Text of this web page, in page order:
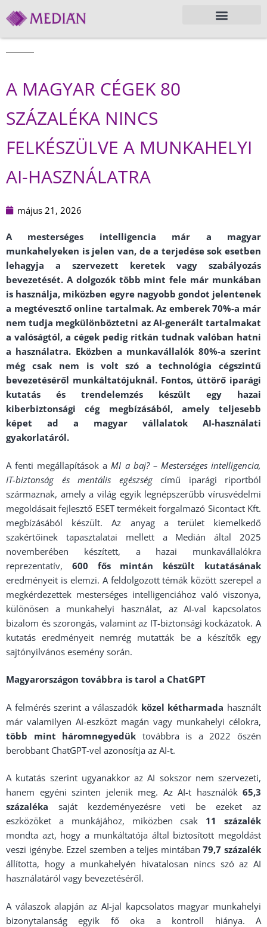
A MAGYAR CÉGEK 80
SZÁZALÉKA NINCS
FELKÉSZÜLVE A MUNKAHELYI
AI-HASZNÁLATRA
május 21, 2026
A mesterséges intelligencia már a magyar
munkahelyeken is jelen van, de a terjedése sok esetben
lehagyja a szervezett keretek vagy szabályozás
bevezetését. A dolgozók több mint fele már munkában
is használja, miközben egyre nagyobb gondot jelentenek
a megtévesztő online tartalmak. Az emberek 70%-a már
nem tudja megkülönböztetni az AI-generált tartalmakat
a valóságtól, a cégek pedig ritkán tudnak valóban hatni
a használatra. Eközben a munkavállalók 80%-a szerint
még csak nem is volt szó a technológia cégszintű
bevezetéséről munkáltatójuknál. Fontos, úttörő iparági
kutatás és trendelemzés készült egy hazai
kiberbiztonsági cég megbízásából, amely teljesebb
képet ad a magyar vállalatok AI-használati
gyakorlatáról.
A fenti megállapítások a MI a baj? – Mesterséges intelligencia,
IT-biztonság és mentális egészségcímű iparági riportból
származnak, amely a világ egyik legnépszerűbb vírusvédelmi
megoldásait fejlesztő ESET termékeit forgalmazó Sicontact Kft.
megbízásából készült. Az anyag a terület kiemelkedő
szakértőinek tapasztalatai mellett a Medián által 2025
novemberében készített, a hazai munkavállalókra
reprezentatív, 600 fős mintán készült kutatásának
eredményeit is elemzi. A feldolgozott témák között szerepel a
megkérdezettek mesterséges intelligenciához való viszonya,
különösen a munkahelyi használat, az AI-val kapcsolatos
bizalom és szorongás, valamint az IT-biztonsági kockázatok. A
kutatás eredményeit nemrég mutatták be a készítők egy
sajtónyilvános esemény során.
Magyarországon továbbra is tarol a ChatGPT
A felmérés szerint a válaszadók közel kétharmada használt
már valamilyen AI-eszközt magán vagy munkahelyi célokra,
több mint háromnegyedük továbbra is a 2022 őszén
berobbant ChatGPT-vel azonosítja az AI-t.
A kutatás szerint ugyanakkor az AI sokszor nem szervezeti,
hanem egyéni szinten jelenik meg. Az AI-t használók 65,3
százaléka saját kezdeményezésre veti be ezeket az
eszközöket a munkájához, miközben csak 11 százalék
mondta azt, hogy a munkáltatója által biztosított megoldást
veszi igénybe. Ezzel szemben a teljes mintában79,7 százalék
állította, hogy a munkahelyén hivatalosan nincs szó az AI
használatáról vagy bevezetéséről.
A válaszok alapján az AI-jal kapcsolatos magyar munkahelyi
bizonytalanság egyik fő oka a kontroll hiánya. A